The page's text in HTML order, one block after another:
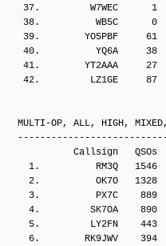
37.         W7WEC      1
38.          WB5C      0
39.        YO5PBF     61
40.          YQ6A     38
41.        YT2AAA     27
42.         LZ1GE     87
MULTI-OP, ALL, HIGH, MIXED,
Callsign   QSOs  Points
1.          RM3Q   1546
2.          OK7O   1328
3.          PX7C    889
4.         SK7OA    890
5.         LY2FN    443
6.        RK9JWV    394